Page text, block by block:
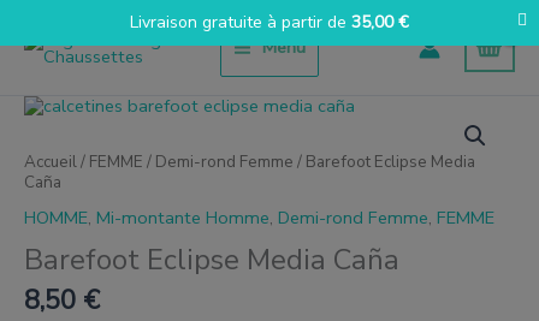
contenu
Menu
Accueil/ FEMME / Demi-rond Femme / Barefoot Eclipse Media
Caña
HOMME, Mi-montante Homme, Demi-rond Femme, FEMME
Barefoot Eclipse Media Caña
8,50 €
quantité
Eclipse
Media
Caña
Livraison gratuite à partir de 35,00€